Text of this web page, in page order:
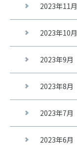
2023年11月
2023年10月
2023年9月
2023年8月
2023年7月
2023年6月